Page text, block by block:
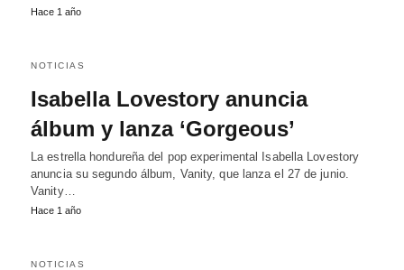
Hace 1 año
NOTICIAS
Isabella Lovestory anuncia
álbum y lanza ‘Gorgeous’
La estrella hondureña del pop experimental Isabella Lovestory
anuncia su segundo álbum, Vanity, que lanza el 27 de junio.
Vanity…
Hace 1 año
NOTICIAS